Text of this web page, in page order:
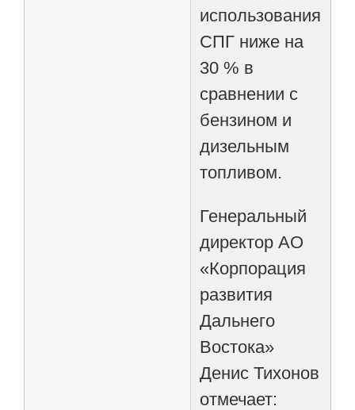
использования
СПГ ниже на
30 % в
сравнении с
бензином и
дизельным
топливом.
Генеральный
директор АО
«Корпорация
развития
Дальнего
Востока»
Денис Тихонов
отмечает: